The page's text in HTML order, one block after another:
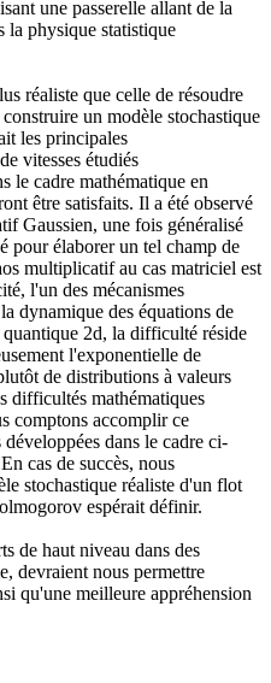
une passerelle allant de la
physique statistique
réaliste que celle de résoudre
un modèle stochastique
les principales
vitesses étudiés
le cadre mathématique en
être satisfaits. Il a été observé
Gaussien, une fois généralisé
pour élaborer un tel champ de
multiplicatif au cas matriciel est
l'un des mécanismes
dynamique des équations de
2d, la difficulté réside
l'exponentielle de
de distributions à valeurs
difficultés mathématiques
comptons accomplir ce
dans le cadre ci-
cas de succès, nous
stochastique réaliste d'un flot
espérait définir.
de haut niveau dans des
devraient nous permettre
qu'une meilleure appréhension